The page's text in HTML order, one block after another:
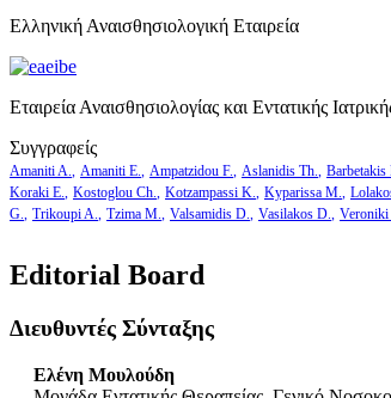
Ελληνική Αναισθησιολογική Εταιρεία
Εταιρεία Αναισθησιολογίας και Εντατικής
Συγγραφείς
Amaniti A. Amaniti E. Ampatzidou F. Aslanidis Th. Barbetakis
Koraki E. Kostoglou Ch. Kotzampassi K. Kyparissa M.
G. Trikoupi A. Tzima M. Valsamidis D. Vasilakos D. Veroniki
Editorial Board
Διευθυντές Σύνταξης
Ελένη Μουλούδη